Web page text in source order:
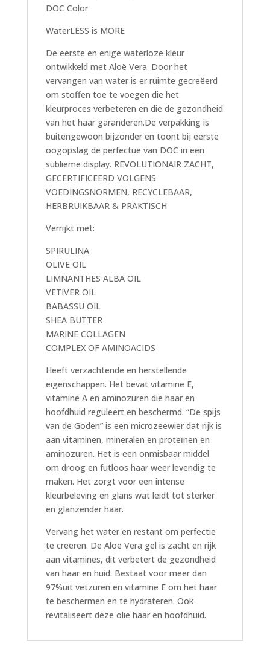
DOC Color
WaterLESS is MORE
De eerste en enige waterloze kleur
ontwikkeld met Aloë Vera. Door het
vervangen van water is er ruimte gecreëerd
om stoffen toe te voegen die het
kleurproces verbeteren en die de gezondheid
van het haar garanderen.De verpakking is
buitengewoon bijzonder en toont bij eerste
oogopslag de perfectue van DOC in een
sublieme display. REVOLUTIONAIR ZACHT,
GECERTIFICEERD VOLGENS
VOEDINGSNORMEN, RECYCLEBAAR,
HERBRUIKBAAR & PRAKTISCH
Verrijkt met:
SPIRULINA
OLIVE OIL
LIMNANTHES ALBA OIL
VETIVER OIL
BABASSU OIL
SHEA BUTTER
MARINE COLLAGEN
COMPLEX OF AMINOACIDS
Heeft verzachtende en herstellende
eigenschappen. Het bevat vitamine E,
vitamine A en aminozuren die haar en
hoofdhuid reguleert en beschermd. “De spijs
van de Goden” is een microzeewier dat rijk is
aan vitaminen, mineralen en proteïnen en
aminozuren. Het is een onmisbaar middel
om droog en futloos haar weer levendig te
maken. Het zorgt voor een intense
kleurbeleving en glans wat leidt tot sterker
en glanzender haar.
Vervang het water en restant om perfectie
te creëren. De Aloë Vera gel is zacht en rijk
aan vitamines, dit verbetert de gezondheid
van haar en huid. Bestaat voor meer dan
97%uit vetzuren en vitamine E om het haar
te beschermen en te hydrateren. Ook
revitaliseert deze olie haar en hoofdhuid.